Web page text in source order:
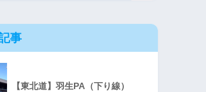
事
【東北道】羽生PA（下り線）